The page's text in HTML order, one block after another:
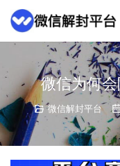
微信为何
微信解封平台